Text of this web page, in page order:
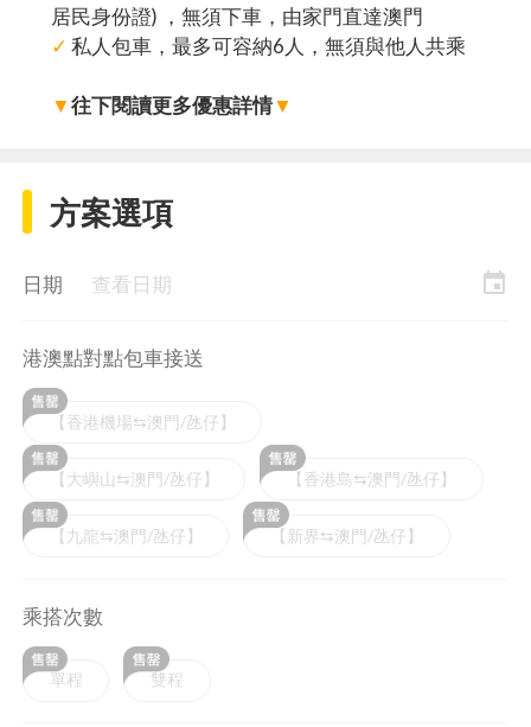
居民身份證) ，無須下車，由家門直達澳門
✓ 私人包車，最多可容納6人，無須與他人共乘
▼往下閱讀更多優惠詳情▼
方案選項
日期 查看日期 event
港澳點對點包車接送
【香港機場⇆澳門/氹仔】
【大嶼山⇆澳門/氹仔】 【香港島⇆澳門/氹仔】
【九龍⇆澳門/氹仔】 【新界⇆澳門/氹仔】
乘搭次數
單程 雙程